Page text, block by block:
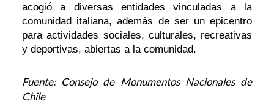
acogió a diversas entidades vinculadas a la
comunidad italiana, además de ser un epicentro
para actividades sociales, culturales, recreativas
y deportivas, abiertas a la comunidad.
Fuente: Consejo de Monumentos Nacionales de
Chile